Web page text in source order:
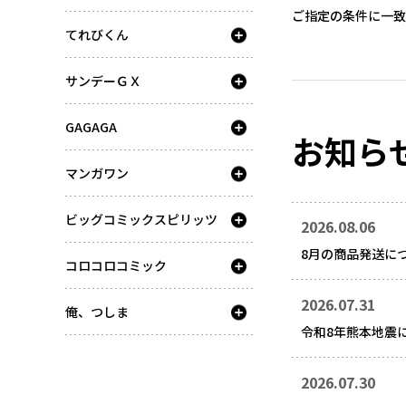
てれびくん
サンデーＧＸ
GAGAGA
マンガワン
ビッグコミックスピリッツ
コロコロコミック
俺、つしま
ご指定の条件に一
お知ら
2026.08.06
8月の商品発送に
2026.07.31
令和8年熊本地震
2026.07.30